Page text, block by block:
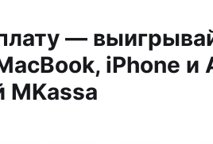
—
iPhone и
MKassa